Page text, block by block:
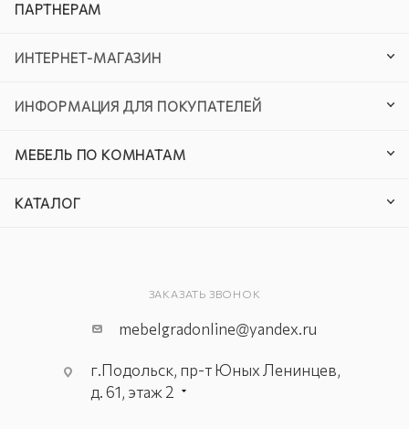
ПАРТНЕРАМ
ИНТЕРНЕТ-МАГАЗИН
ИНФОРМАЦИЯ ДЛЯ ПОКУПАТЕЛЕЙ
МЕБЕЛЬ ПО КОМНАТАМ
КАТАЛОГ
ЗАКАЗАТЬ ЗВОНОК
mebelgradonline@yandex.ru
г.Подольск, пр-т Юных Ленинцев,
д. 61, этаж 2